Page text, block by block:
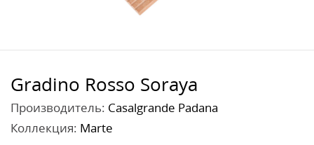
Gradino Rosso Soraya
Производитель: Casalgrande Padana
Коллекция: Marte